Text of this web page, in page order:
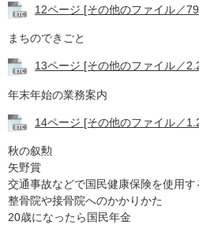
12ページ [その他のファイル／
まちのできごと
13ページ [その他のファイル／
年末年始の業務案内
14ページ [その他のファイル／
秋の叙勲
矢野賞
交通事故などで国民健康保険を使用す
整骨院や接骨院へのかかりかた
20歳になったら国民年金